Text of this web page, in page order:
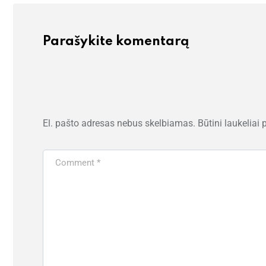
Parašykite komentarą
El. pašto adresas nebus skelbiamas. Būtini laukeliai